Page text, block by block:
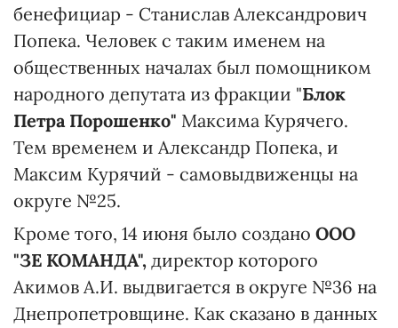
бенефициар - Станислав Александрович
Попека. Человек с таким именем на
общественных началах был помощником
народного депутата из фракции "Блок
Петра Порошенко" Максима Курячего.
Тем временем и Александр Попека, и
Максим Курячий - самовыдвиженцы на
округе №25.
Кроме того, 14 июня было создано ООО
"ЗЕ КОМАНДА", директор которого
Акимов А.И. выдвигается в округе №36 на
Днепропетровщине. Как сказано в данных